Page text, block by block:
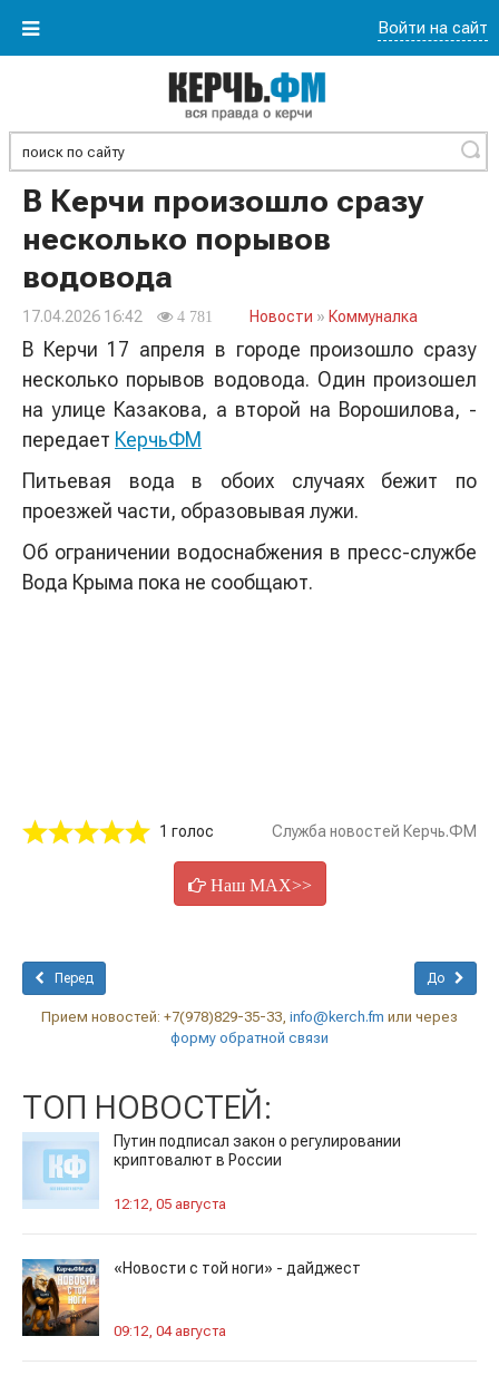
Найти
Войти на сайт
В Керчи произошло сразу
несколько порывов
водовода
17.04.2026 16:42 4 781 Новости » Коммуналка
В Керчи 17 апреля в городе произошло сразу
несколько порывов водовода. Один произошел
на улице Казакова, а второй на Ворошилова, -
передает КерчьФМ
Питьевая вода в обоих случаях бежит по
проезжей части, образовывая лужи.
Об ограничении водоснабжения в пресс-службе
Вода Крыма пока не сообщают.
1 голос Служба новостей Керчь.ФМ
Наш MAX>>
Перед До
Прием новостей: +7(978)829-35-33, info@kerch.fm или через
форму обратной связи
ТОП НОВОСТЕЙ:
Путин подписал закон о регулировании
криптовалют в России
12:12, 05 августа
«Новости с той ноги» - дайджест
09:12, 04 августа